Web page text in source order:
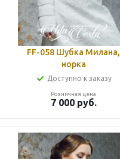
FF-058 Шубка Милана,
норка
Доступно к заказу
Розничная цена
7 000руб.